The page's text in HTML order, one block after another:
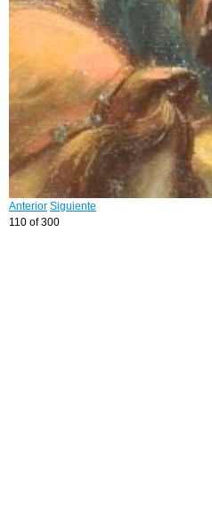
Anterior Siguiente
110 of 300